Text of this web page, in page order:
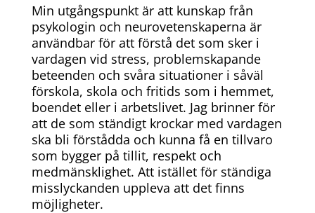
Min utgångspunkt är att kunskap från
psykologin och neurovetenskaperna är
användbar för att förstå det som sker i
vardagen vid stress, problemskapande
beteenden och svåra situationer i såväl
förskola, skola och fritids som i hemmet,
boendet eller i arbetslivet. Jag brinner för
att de som ständigt krockar med vardagen
ska bli förstådda och kunna få en tillvaro
som bygger på tillit, respekt och
medmänsklighet. Att istället för ständiga
misslyckanden uppleva att det finns
möjligheter.